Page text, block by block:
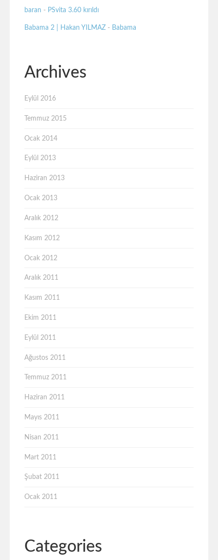
baran - PSvita 3.60 kırıldı
Babama 2 | Hakan YILMAZ - Babama
Archives
Eylül 2016
Temmuz 2015
Ocak 2014
Eylül 2013
Haziran 2013
Ocak 2013
Aralık 2012
Kasım 2012
Ocak 2012
Aralık 2011
Kasım 2011
Ekim 2011
Eylül 2011
Ağustos 2011
Temmuz 2011
Haziran 2011
Mayıs 2011
Nisan 2011
Mart 2011
Şubat 2011
Ocak 2011
Categories